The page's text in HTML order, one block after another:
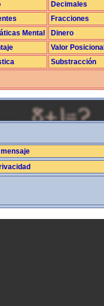
Decimales
Fracciones
Mental
Dinero
Valor Posicional
Substracción